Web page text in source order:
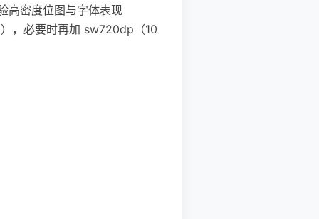
密度位图与字体表现
，必要时再加 sw720dp（10